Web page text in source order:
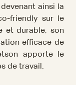
ainsi la
friendly sur le
et durable, son
efficace de
apporte le
de travail.